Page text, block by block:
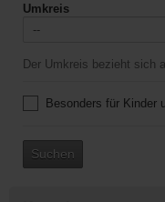
Umkreis
Der Umkreis bezieht sich
Besonders für Kinder
Suchen